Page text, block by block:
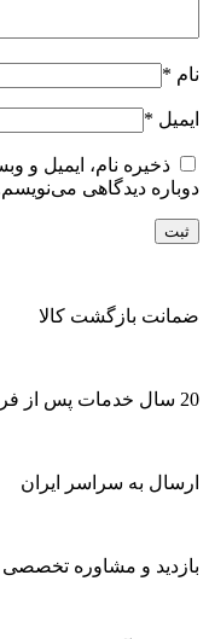
نام *
ایمیل *
ذخیره نام، ایمیل و
دوباره دیدگاهی
ضمانت بازگشت کالا
20 سال خدمات پس از فروش
ارسال به سراسر ایران
بازدید و مشاوره تخصصی